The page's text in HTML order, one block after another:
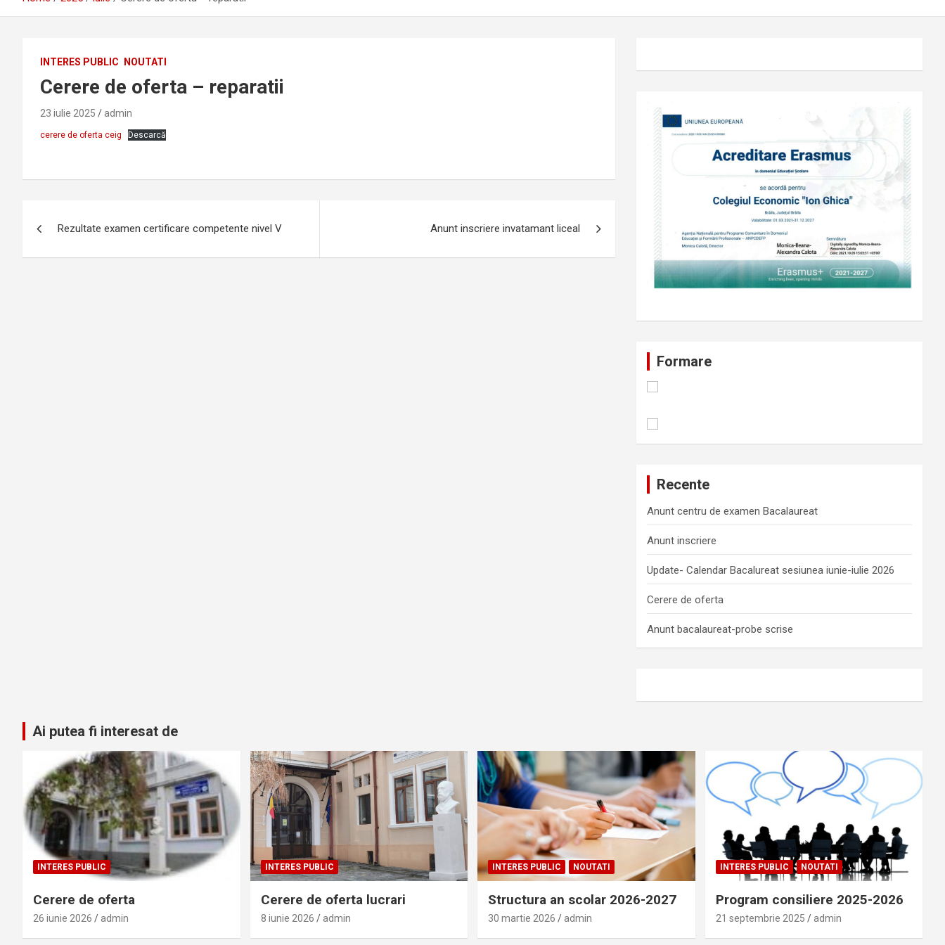
INTERES PUBLIC NOUTATI
Cerere de oferta – reparatii
23 iulie 2025 admin
cerere de oferta ceig Descarcă
Rezultate examen certificare competente nivel V Anunt inscriere invatamant liceal
Formare
Recente
Anunt centru de examen Bacalaureat
Anunt inscriere
Update- Calendar Bacalureat sesiunea iunie-iulie 2026
Cerere de oferta
Anunt bacalaureat-probe scrise
Ai putea fi interesat de
INTERES PUBLIC
Cerere de oferta
26 iunie 2026 admin
INTERES PUBLIC
Cerere de oferta lucrari
8 iunie 2026 admin
INTERES PUBLIC NOUTATI
Structura an scolar 2026-2027
30 martie 2026 admin
INTERES PUBLIC NOUTATI
Program consiliere 2025-2026
21 septembrie 2025 admin